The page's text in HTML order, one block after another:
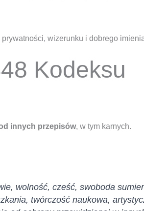
Kodeksu
innych przepisów, w tym karnych.
wolność, cześć, swoboda
twórczość naukowa,